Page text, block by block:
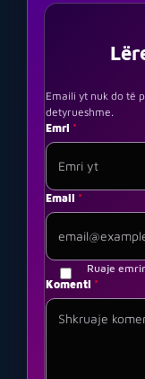
Emaili yt nuk do të
detyrueshme.
Emri *
Email *
Ruaje
Komenti *